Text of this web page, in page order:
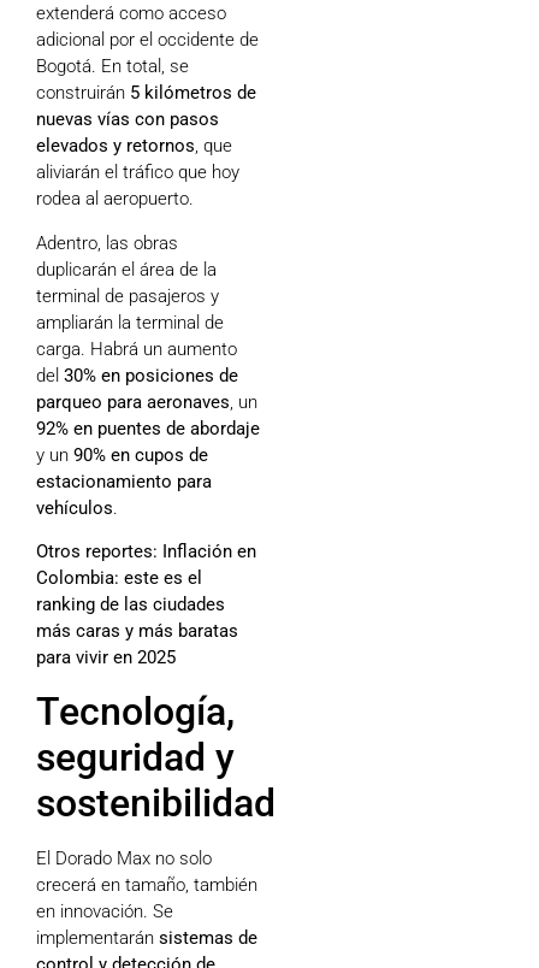
extenderá como acceso
adicional por el occidente de
Bogotá. En total, se
construirán 5 kilómetros de
nuevas vías con pasos
elevados y retornos, que
aliviarán el tráfico que hoy
rodea al aeropuerto.
Adentro, las obras
duplicarán el área de la
terminal de pasajeros y
ampliarán la terminal de
carga. Habrá un aumento
del 30% en posiciones de
parqueo para aeronaves, un
92% en puentes de abordaje
y un 90% en cupos de
estacionamiento para
vehículos.
Otros reportes: Inflación en
Colombia: este es el
ranking de las ciudades
más caras y más baratas
para vivir en 2025
Tecnología,
seguridad y
sostenibilidad
El Dorado Max no solo
crecerá en tamaño, también
en innovación. Se
implementarán sistemas de